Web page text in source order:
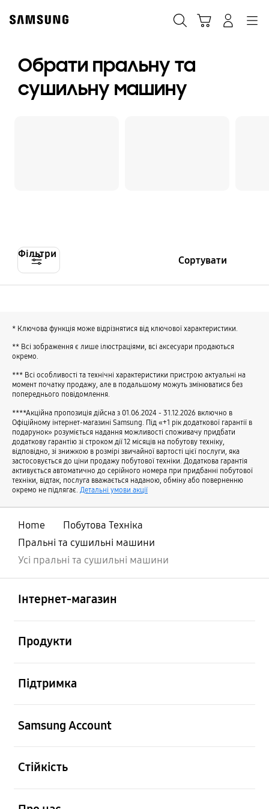
content
Обрати пральну та
сушильну машину
Фільтри Сортувати
* Ключова функція може відрізнятися від ключової характеристики.
** Всі зображення є лише ілюстраціями, всі аксесуари продаються
окремо.
*** Всі особливості та технічні характеристики пристрою актуальні на
момент початку продажу, але в подальшому можуть змінюватися без
попереднього повідомлення.
****Акційна пропозиція дійсна з 01.06.2024 - 31.12.2026 включно в
Офіційному інтернет-магазині Samsung. Під «+1 рік додаткової гарантії в
подарунок» розуміється надання можливості споживачу придбати
додаткову гарантію зі строком дії 12 місяців на побутову техніку,
відповідно, зі знижкою в розмірі звичайної вартості цієї послуги, яка
застосовується до ціни продажу побутової техніки. Додаткова гарантія
активується автоматично до серійного номера при придбанні побутової
техніки, відтак, послуга вважається наданою, обміну або поверненню
окремо не підлягає. Детальні умови акції
Home
Побутова Технiка
Пральні та сушильні машини
Усі пральні та сушильні машини
Інтернет-магазин
Продукти
Підтримка
Samsung Account
Стійкість